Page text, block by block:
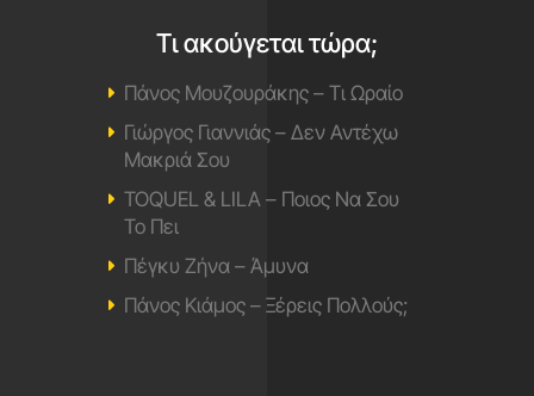
Τι ακούγεται τώρα;
Πάνος Μουζουράκης – Τι Ωραίο
Γιώργος Γιαννιάς – Δεν Αντέχω
Μακριά Σου
TOQUEL & LILA – Ποιος Να Σου
Το Πει
Πέγκυ Ζήνα – Άμυνα
Πάνος Κιάμος – Ξέρεις Πολλούς;